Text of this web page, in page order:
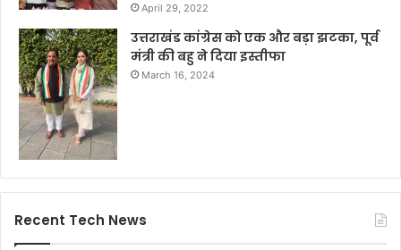
April 29, 2022
उत्तराखंड कांग्रेस को एक और बड़ा झटका, पूर्व
मंत्री की बहु ने दिया इस्तीफा
March 16, 2024
Recent Tech News